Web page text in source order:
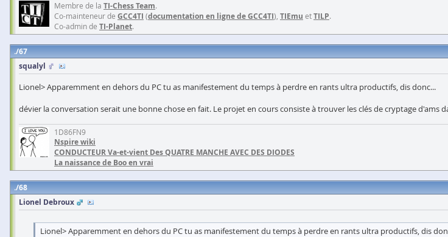
Membre de la TI-Chess Team.
Co-mainteneur de GCC4TI (documentation en ligne de GCC4TI), TIEmu etTILP.
Co-admin de TI-Planet.
67
squalyl
Lionel> Apparemment en dehors du PC tu as manifestement du temps à perdre en rants ultra productifs, dis donc...
dévier la conversation serait une bonne chose en fait. Le projet en cours consiste à trouver les clés de cryptage d'ams
1D86FN9
Nspire wiki
CONDUCTEUR Va-et-vient Des QUATRE MANCHE AVEC DES DIODES
La naissance de Boo en vrai
68
Lionel Debroux
Lionel> Apparemment en dehors du PC tu as manifestement du temps à perdre en rants ultra productifs, dis